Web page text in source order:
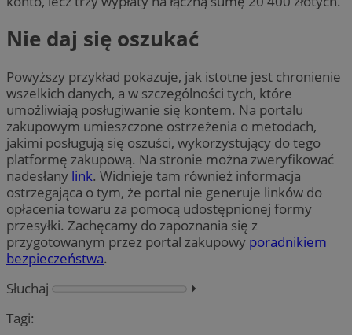
Nie daj się oszukać
Powyższy przykład pokazuje, jak istotne jest chronienie
wszelkich danych, a w szczególności tych, które
umożliwiają posługiwanie się kontem. Na portalu
zakupowym umieszczone ostrzeżenia o metodach,
jakimi posługują się oszuści, wykorzystujący do tego
platformę zakupową. Na stronie można zweryfikować
nadesłany link. Widnieje tam również informacja
ostrzegająca o tym, że portal nie generuje linków do
opłacenia towaru za pomocą udostępnionej formy
przesyłki. Zachęcamy do zapoznania się z
przygotowanym przez portal zakupowy poradnikiem
bezpieczeństwa.
Słuchaj
⏵︎
Tagi: